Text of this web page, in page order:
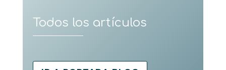
Todos los artículos